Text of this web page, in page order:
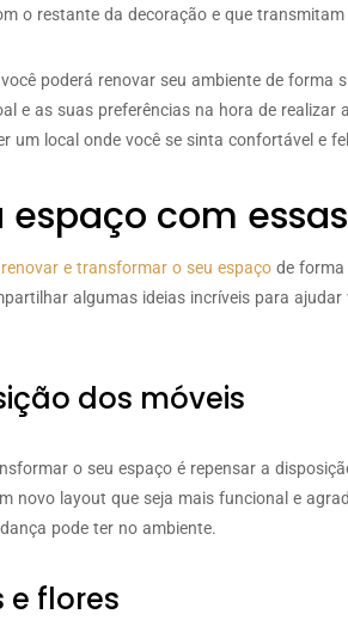
o restante da decoração e que
você poderá renovar seu ambiente de forma
e as suas preferências na hora de realizar
um local onde você se sinta confortável e
espaço com
renovar e transformar o seu espaço de forma
algumas ideias incríveis para
dos móveis
o seu espaço é repensar a
novo layout que seja mais funcional e
pode ter no ambiente.
e flores